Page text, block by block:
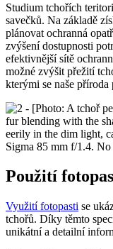
Studium tchořích
savečků. Na základě
plánovat ochranná
zvýšení dostupnosti
efektivnější sítě
možné zvýšit přežití
kterými se naše příroda
Použití
Využití fotopasti se
tchořů. Díky těmto
unikátní a detailní